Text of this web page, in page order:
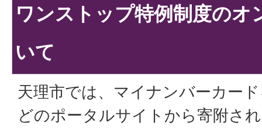
ワンストップ特例制度のオ
いて
天理市では、マイナンバーカー
どのポータルサイトから寄附さ